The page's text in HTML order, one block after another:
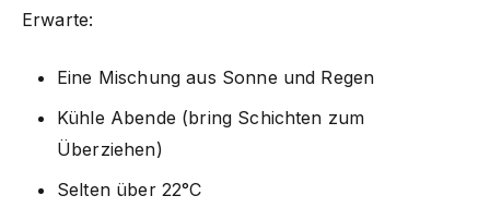
Erwarte:
Eine Mischung aus Sonne und Regen
Kühle Abende (bring Schichten zum
Überziehen)
Selten über 22°C